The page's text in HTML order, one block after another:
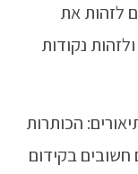
לזהות את
נקודות
הכותרות
בקידום